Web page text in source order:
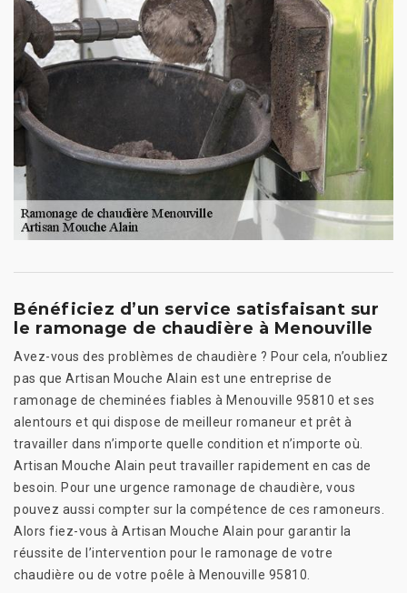
Bénéficiez d’un service satisfaisant sur
le ramonage de chaudière à Menouville
Avez-vous des problèmes de chaudière ? Pour cela, n’oubliez
pas que Artisan Mouche Alain est une entreprise de
ramonage de cheminées fiables à Menouville 95810 et ses
alentours et qui dispose de meilleur romaneur et prêt à
travailler dans n’importe quelle condition et n’importe où.
Artisan Mouche Alain peut travailler rapidement en cas de
besoin. Pour une urgence ramonage de chaudière, vous
pouvez aussi compter sur la compétence de ces ramoneurs.
Alors fiez-vous à Artisan Mouche Alain pour garantir la
réussite de l’intervention pour le ramonage de votre
chaudière ou de votre poêle à Menouville 95810.